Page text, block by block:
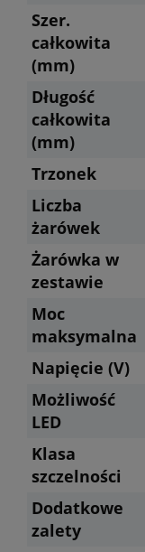
Szer.
całkowita
(mm)
Długość
całkowita
(mm)
Trzonek
Liczba
żarówek
Żarówka w
zestawie
Moc
maksymalna
Napięcie (V)
Możliwość
LED
Klasa
szczelności
Dodatkowe
zalety